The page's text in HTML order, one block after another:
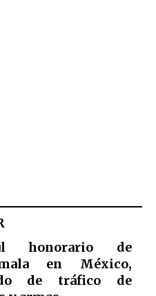
honorario de
en México,
de tráfico de